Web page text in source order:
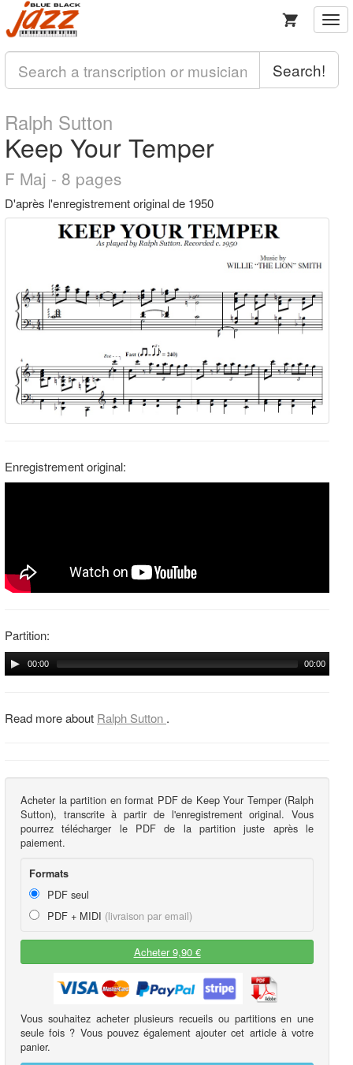
Search!
Ralph Sutton
Keep Your Temper
F Maj - 8 pages
D'après l'enregistrement original de 1950
Enregistrement original:
Partition:
00:00 00:00
Read more about Ralph Sutton .
Acheter la partition en format PDF de Keep Your Temper (Ralph
Sutton), transcrite à partir de l'enregistrement original. Vous
pourrez télécharger le PDF de la partition juste après le
paiement.
Formats
PDF seul
PDF + MIDI (livraison par email)
Acheter 9,90 €
Vous souhaitez acheter plusieurs recueils ou partitions en une
seule fois ? Vous pouvez également ajouter cet article à votre
panier.